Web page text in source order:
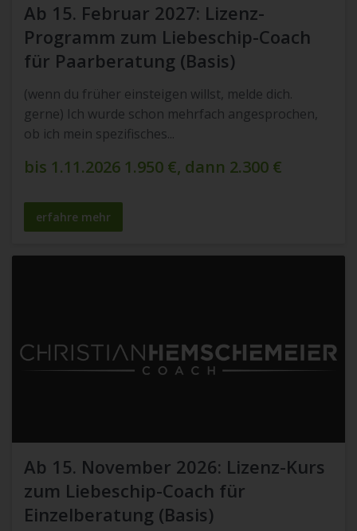
Ab 15. Februar 2027: Lizenz-
Programm zum Liebeschip-Coach
für Paarberatung (Basis)
(wenn du früher einsteigen willst, melde dich.
gerne) Ich wurde schon mehrfach angesprochen,
ob ich mein spezifisches...
bis 1.11.2026 1.950 €, dann 2.300 €
erfahre mehr
Ab 15. November 2026: Lizenz-Kurs
zum Liebeschip-Coach für
Einzelberatung (Basis)